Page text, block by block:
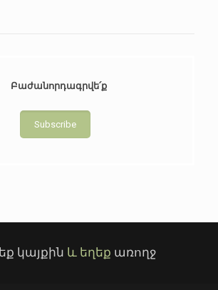
Բաժանորդագրվե՛ք
Subscribe
կայքին և եղեք առողջ